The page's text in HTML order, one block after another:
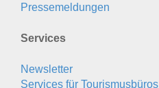
Pressemeldungen
Services
Newsletter
Services für Tourismusbüros